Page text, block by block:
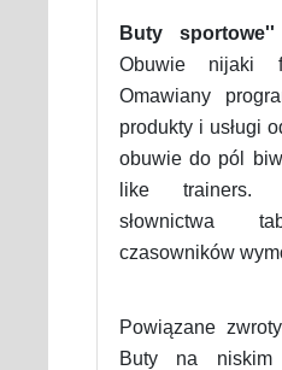
Buty
Obuwie nijaki
Omawiany
produkty i usługi
obuwie do pól
like trainers.
słownictwa
czasowników
Powiązane
Buty na niskim